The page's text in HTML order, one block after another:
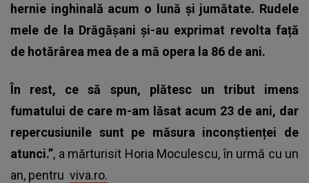
hernie inghinală acum o lună și jumătate. Rudele
mele de la Drăgășani și-au exprimat revolta față
de hotărârea mea de a mă opera la 86 de ani.
În rest, ce să spun, plătesc un tribut imens
fumatului de care m-am lăsat acum 23 de ani, dar
repercusiunile sunt pe măsura inconștienței de
atunci.”, a mărturisit Horia Moculescu, în urmă cu un
an, pentru viva.ro.